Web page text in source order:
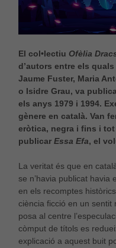
El col•lectiu Ofèlia
d’autors entre els
Jaume Fuster, Maria
o Isidre Grau, va
els anys 1979 i 1994.
gènere en català. Van
eròtica, negra i fins i tot
publicar Essa Efa, el
La veritat és que en
se n’havia publicat havia
en els recomptes
ciència ficció en un sentit
posa al centre
còmput de títols es
explicació a aquest buit